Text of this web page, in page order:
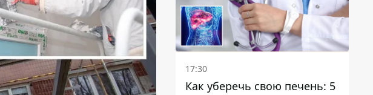
17:30
Как уберечь свою печень: 5